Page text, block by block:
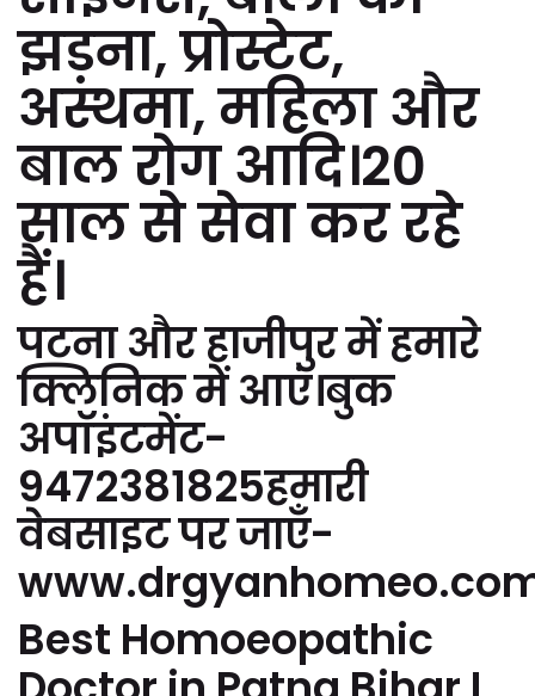
झड़ना, प्रोस्टेट,
अस्थमा, महिला और
बाल रोग आदि।20
साल से सेवा कर रहे
हैं।
पटना और हाजीपुर में हमारे
क्लिनिक में आएं।बुक
अपॉइंटमेंट-
9472381825हमारी
वेबसाइट पर जाएँ-
Best Homoeopathic